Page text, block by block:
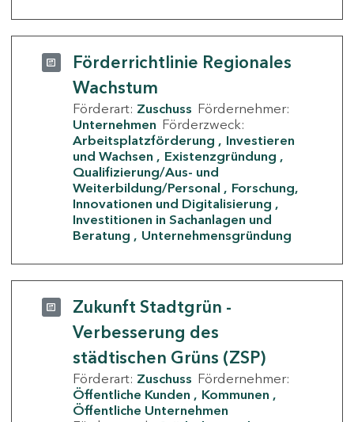
Förderrichtlinie Regionales
Wachstum
Förderart: Zuschuss Fördernehmer:
Unternehmen Förderzweck:
Arbeitsplatzförderung
Investieren
und Wachsen
Existenzgründung
Qualifizierung/Aus- und
Weiterbildung/Personal
Forschung,
Innovationen und Digitalisierung
Investitionen in Sachanlagen und
Beratung
Unternehmensgründung
Zukunft Stadtgrün -
Verbesserung des
städtischen Grüns (ZSP)
Förderart: Zuschuss Fördernehmer:
Öffentliche Kunden
Kommunen
Öffentliche Unternehmen